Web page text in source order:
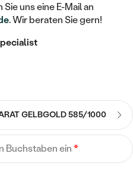
uns eine E-Mail an
. Wir beraten Sie gern!
GELBGOLD 585/1000
Buchstaben ein *